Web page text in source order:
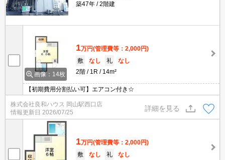
築47年
2階建
画像：14枚
1万円(管理費等：2,000円)
敷
なし 礼
なし
2階
1R 14m²
【初期費用分割払い可】エアコン付き☆
株式会社良和ハウス 岡山駅西口店
情報更新日 2026/07/25
詳細を見る
1万円(管理費等：2,000円)
敷
なし 礼
なし